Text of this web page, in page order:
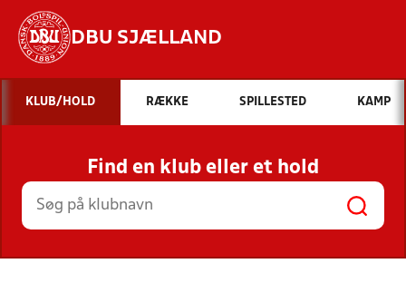
DBU SJÆLLAND
Hvad vil du søge efter?
INDHOLD OG NYHEDER
STILLINGER, RESULTATER, KLUBBER OG
HOLD
KLUB/HOLD RÆKKE SPILLESTED KAMP
Find en klub eller et hold